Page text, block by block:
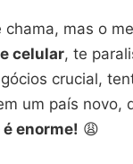
mas o
celular, te
crucial,
um país novo,
enorme! 😩